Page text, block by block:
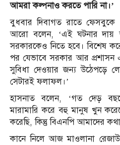
আমরা কল্পনাও করতে পারি না।’
বুধবার দিবাগত রাতে
আরো বলেন, ‘এই ঘটনার দায়
সরকারকেও নিতে হবে। বিশেষ
পর যেভাবে সরকার আর প্রশাসন
সুবিধা দেওয়ার জন্য উঠেপড়ে
সেটারই ফলাফল।’
হাসনাত বলেন, ‘গত দেড়
মারামারি করে বহু মানুষ খুন
করেছি, কিন্তু বিএনপি আমাদের
কানে নিলে আজ মাওলানা